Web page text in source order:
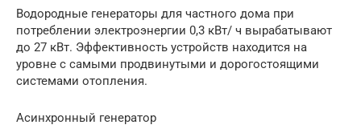
Водородные генераторы для частного дома при
потреблении электроэнергии 0,3 кВт/ ч вырабатывают
до 27 кВт. Эффективность устройств находится на
уровне с самыми продвинутыми и дорогостоящими
системами отопления.
Асинхронный генератор